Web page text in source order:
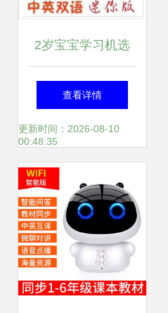
2岁宝宝学习机选
购指南 早教机产品
参考信息
查看详情
更新时间：2026-08-10
00:48:35